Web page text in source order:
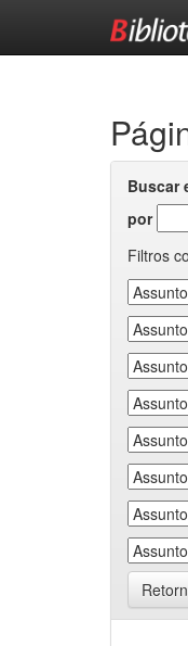
Buscar
por
Filtros